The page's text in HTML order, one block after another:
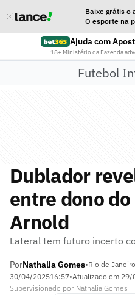
Baixe grátis o
O esporte na
Ajuda com
18+ Ministério da Fazenda
Futebol
Dublador
entre dono
Arnold
Lateral tem futuro incerto
PorNathalia Gomes•Rio de
30/04/202516:57•Atualizado em 29/
Supervisionado por Nathalia Gomes